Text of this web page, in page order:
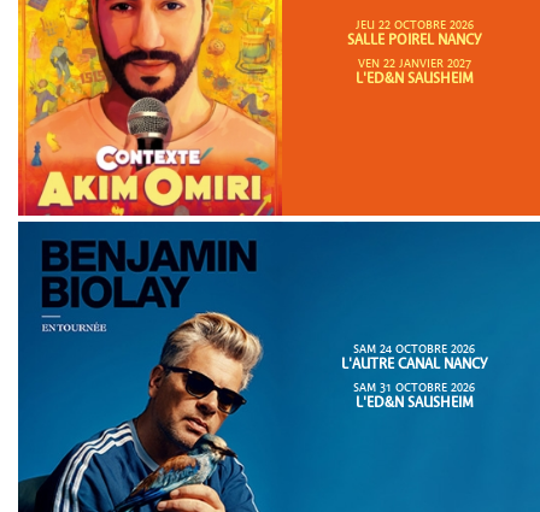
JEU 22 OCTOBRE 2026
SALLE POIREL NANCY
VEN 22 JANVIER 2027
L'ED&N SAUSHEIM
SAM 24 OCTOBRE 2026
L'AUTRE CANAL NANCY
SAM 31 OCTOBRE 2026
L'ED&N SAUSHEIM